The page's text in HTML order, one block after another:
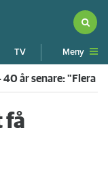
TV Meny
40 år senare: "Flera
få